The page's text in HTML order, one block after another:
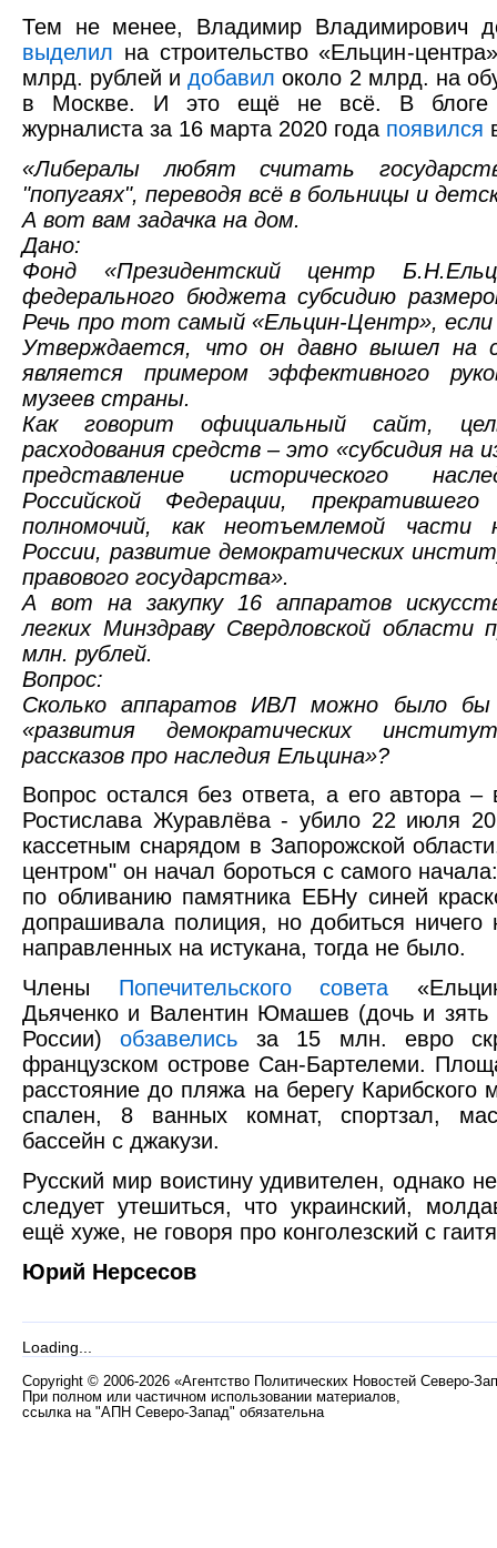
Тем не менее, Владимир Владимирович
выделил на строительство «Ельцин-
млрд. рублей идобавил около 2 млрд. на
в Москве. И это ещё не всё. В блоге
журналиста за 16 марта 2020 года появился
«Либералы любят считать
"попугаях", переводя всё в больницы и
А вот вам задачка на дом.
Дано:
Фонд «Президентский центр
федерального бюджета субсидию
Речь про тот самый «Ельцин-Центр», если
Утверждается, что он давно вышел на
является примером эффективного
музеев страны.
Как говорит официальный сайт,
расходования средств – это «субсидия на
представление исторического
Российской Федерации, прекратившего
полномочий, как неотъемлемой части
России, развитие демократических
правового государства».
А вот на закупку 16 аппаратов
легких Минздраву Свердловской области
млн. рублей.
Вопрос:
Сколько аппаратов ИВЛ можно было бы
«развития демократических
рассказов про наследия Ельцина»?
Вопрос остался без ответа, а его автора –
Ростислава Журавлёва - убило 22 июля
кассетным снарядом в Запорожской
центром" он начал бороться с самого
по обливанию памятника ЕБНу синей
допрашивала полиция, но добиться
направленных на истукана, тогда не было.
Члены Попечительского совета
Дьяченко и Валентин Юмашев (дочь и зять
России)обзавелись за 15 млн. евро
французском острове Сан-Бартелеми.
расстояние до пляжа на берегу Карибского
спален, 8 ванных комнат, спортзал,
бассейн с джакузи.
Русский мир воистину удивителен, однако
следует утешиться, что украинский,
ещё хуже, не говоря про конголезский с
Юрий Нерсесов
Loading...
Copyright © 2006-2026 «Агентство Политических Новостей Северо-
При полном или частичном использовании материалов,
ссылка на "АПН Северо-Запад" обязательна